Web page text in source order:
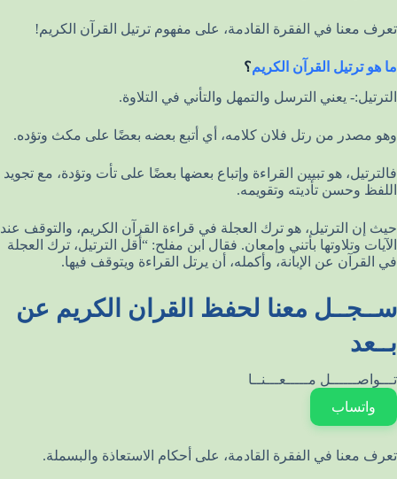
تعرف معنا في الفقرة القادمة، على مفهوم ترتيل القرآن الكريم!
ما هو ترتيل القرآن الكريم؟
الترتيل:- يعني الترسل والتمهل والتأني في التلاوة.
وهو مصدر من رتل فلان كلامه، أي أتبع بعضه بعضًا على مكث وتؤده.
فالترتيل، هو تبيين القراءة وإتباع بعضها بعضًا على تأت وتؤدة، مع تجويد
اللفظ وحسن تأديته وتقويمه.
حيث إن الترتيل، هو ترك العجلة في قراءة القرآن الكريم، والتوقف عند
الآيات وتلاوتها بأتني وإمعان. فقال ابن مفلح: “أقل الترتيل، ترك العجلة
في القرآن عن الإبانة، وأكمله، أن يرتل القراءة ويتوقف فيها.
ســجــل معنا لحفظ القران الكريم عن
بــعد
تـــواصــــــل مـــــعـــنــا
واتساب
تعرف معنا في الفقرة القادمة، على أحكام الاستعاذة والبسملة.